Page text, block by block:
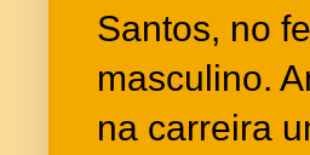
Santos, no
masculino.
na carreira